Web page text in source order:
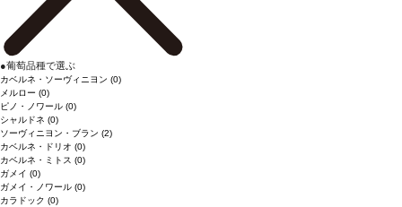
●葡萄品種で選ぶ
カベルネ・ソーヴィニヨン (0)
メルロー (0)
ピノ・ノワール (0)
シャルドネ (0)
ソーヴィニヨン・ブラン (2)
カベルネ・ドリオ (0)
カベルネ・ミトス (0)
ガメイ (0)
ガメイ・ノワール (0)
カラドック (0)